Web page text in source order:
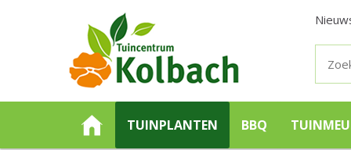
TUINPLANTEN BBQ